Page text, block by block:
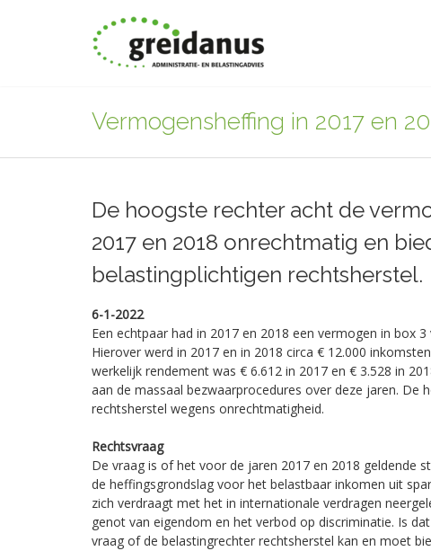
Vermogensheffing in 2017 en
De hoogste rechter acht de
2017 en 2018 onrechtmatig en
belastingplichtigen rechtsherstel.
6-1-2022
Een echtpaar had in 2017 en 2018 een vermogen in box
Hierover werd in 2017 en in 2018 circa € 12.000
werkelijk rendement was € 6.612 in 2017 en € 3.528 in
aan de massaal bezwaarprocedures over deze jaren. De
rechtsherstel wegens onrechtmatigheid.
Rechtsvraag
De vraag is of het voor de jaren 2017 en 2018 geldende
de heffingsgrondslag voor het belastbaar inkomen uit
zich verdraagt met het in internationale verdragen
genot van eigendom en het verbod op discriminatie. Is
vraag of de belastingrechter rechtsherstel kan en moet